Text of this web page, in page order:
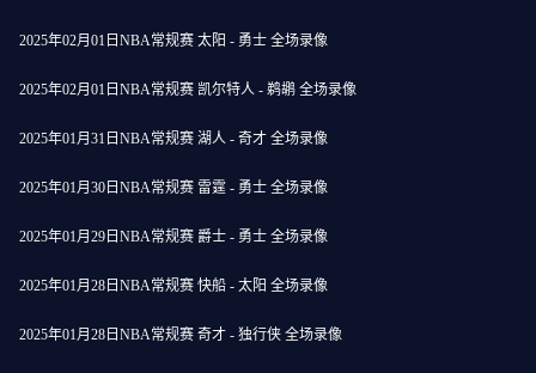
2025年02月01日NBA常规赛 太阳 - 勇士 全场录像
2025年02月01日NBA常规赛 凯尔特人 - 鹈鹕 全场录像
2025年01月31日NBA常规赛 湖人 - 奇才 全场录像
2025年01月30日NBA常规赛 雷霆 - 勇士 全场录像
2025年01月29日NBA常规赛 爵士 - 勇士 全场录像
2025年01月28日NBA常规赛 快船 - 太阳 全场录像
2025年01月28日NBA常规赛 奇才 - 独行侠 全场录像